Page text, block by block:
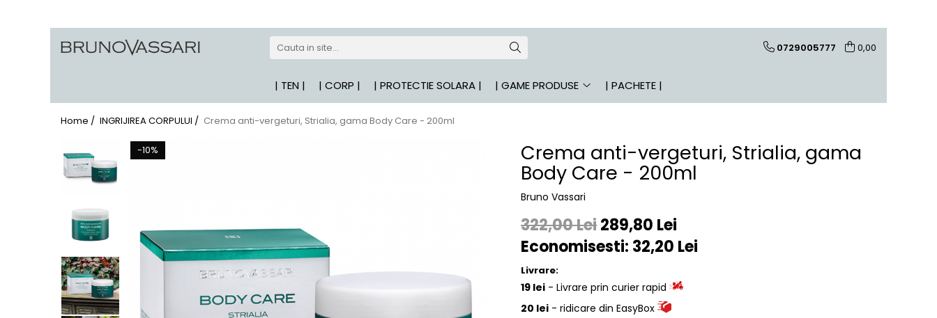
| GAME PRODUSE
Pure Solutions - Ten Acneic
Bioceuticals - Ten Matur
Lab Radiance - Stralucire
Skin Comfort - Ten Sensibil
The Basics - Rutina Simpla
Sun Defense - Protectie Solara
ANTI-STRESS
Aqua Genomics - Hidratare
0729005777 0,00
| TEN | | CORP | | PROTECTIE SOLARA | | GAME PRODUSE | PACHETE |
Home / INGRIJIREA CORPULUI / Crema anti-vergeturi, Strialia, gama Body Care - 200ml
Crema anti-vergeturi, Strialia, gama
Body Care - 200ml
Bruno Vassari
-10%
322,00 Lei289,80 Lei
Economisesti: 32,20 Lei
Livrare:
19 lei - Livrare prin curier rapid
20 lei - ridicare din EasyBox